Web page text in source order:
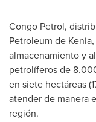
Congo Petrol,
Petroleum de
almacenamiento y
petrolíferos de
en siete hectáreas
atender de manera
región.